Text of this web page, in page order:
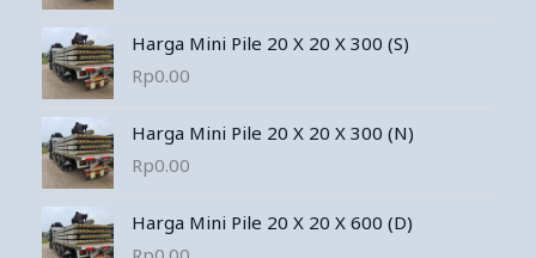
Harga Mini Pile 20 X 20 X 300 (S)
Rp0.00
Harga Mini Pile 20 X 20 X 300 (N)
Rp0.00
Harga Mini Pile 20 X 20 X 600 (D)